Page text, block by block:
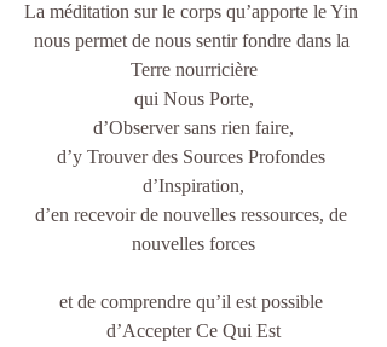
La méditation sur le corps qu’apporte le Yin
nous permet de nous sentir fondre dans la
Terre nourricière
qui Nous Porte,
d’Observer sans rien faire,
d’y Trouver des Sources Profondes
d’Inspiration,
d’en recevoir de nouvelles ressources, de
nouvelles forces
et de comprendre qu’il est possible
d’Accepter Ce Qui Est